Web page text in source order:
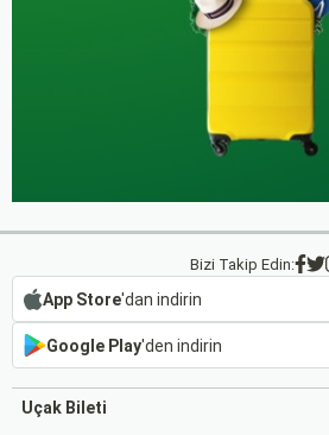
Bizi Takip Edin:
App Store'dan indirin
Google Play'den indirin
Uçak Bileti